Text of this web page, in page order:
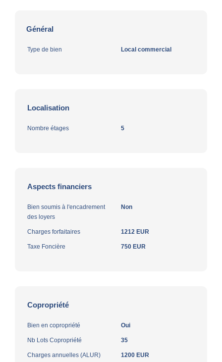
Général
Type de bien Local commercial
Localisation
Nombre étages 5
Aspects financiers
Bien soumis à l'encadrement
des loyers
Non
Charges forfaitaires 1212 EUR
Taxe Foncière 750 EUR
Copropriété
Bien en copropriété Oui
Nb Lots Copropriété 35
Charges annuelles (ALUR) 1200 EUR